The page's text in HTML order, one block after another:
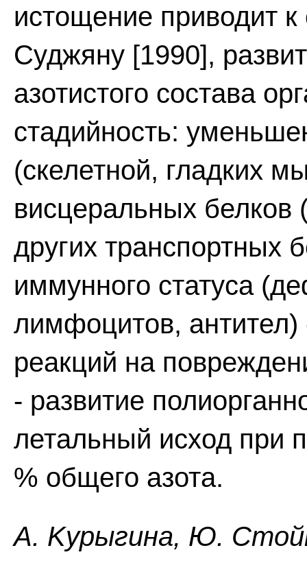
истощение приводит
Суджяну [1990],
азотистого состава
стадийность:
(скелетной, гладких
висцеральных
других транспортных
иммунного статуса
лимфоцитов, антител)
реакций на
- развитие
летальный исход при
% общего азота.
A. Kypыгинa, Ю.